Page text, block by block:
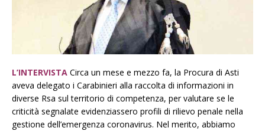
L’INTERVISTA Circa un mese e mezzo fa, la Procura di Asti
aveva delegato i Carabinieri alla raccolta di informazioni in
diverse Rsa sul territorio di competenza, per valutare se le
criticità segnalate evidenziassero profili di rilievo penale nella
gestione dell’emergenza coronavirus. Nel merito, abbiamo